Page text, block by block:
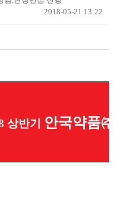
2018-05-21 13:22
상반기 안국약품㈜